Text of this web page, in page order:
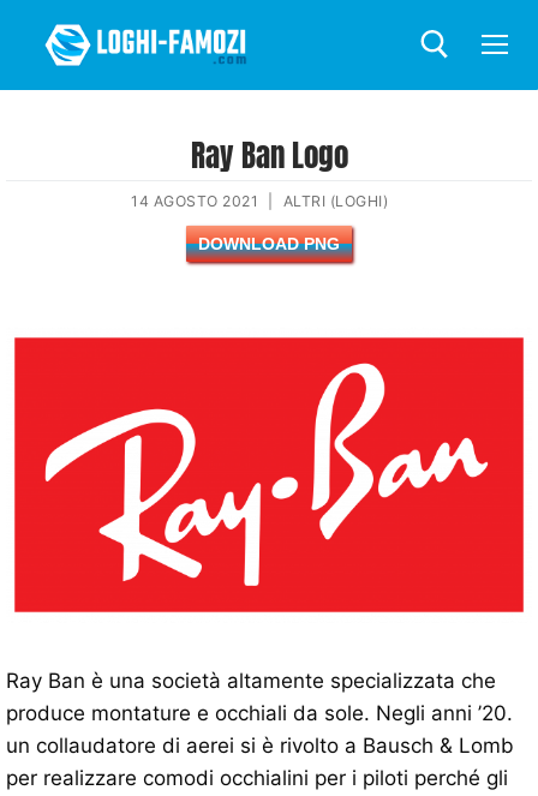
Ray Ban Logo
14 AGOSTO 2021 ALTRI (LOGHI)
DOWNLOAD PNG
Ray Ban è una società altamente specializzata che
produce montature e occhiali da sole. Negli anni ’20.
un collaudatore di aerei si è rivolto a Bausch & Lomb
per realizzare comodi occhialini per i piloti perché gli